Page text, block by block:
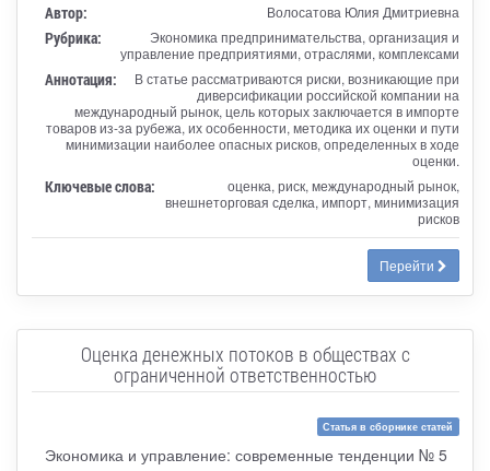
Автор: Волосатова Юлия Дмитриевна
Рубрика:
Экономика предпринимательства, организация и
управление предприятиями, отраслями, комплексами
Аннотация:
В статье рассматриваются риски, возникающие при
диверсификации российской компании на
международный рынок, цель которых заключается в импорте
товаров из-за рубежа, их особенности, методика их оценки и пути
минимизации наиболее опасных рисков, определенных в ходе
оценки.
Ключевые слова:
оценка, риск, международный рынок,
внешнеторговая сделка, импорт, минимизация
рисков
Перейти
Оценка денежных потоков в обществах с
ограниченной ответственностью
Статья в сборнике статей
Экономика и управление: современные тенденции № 5